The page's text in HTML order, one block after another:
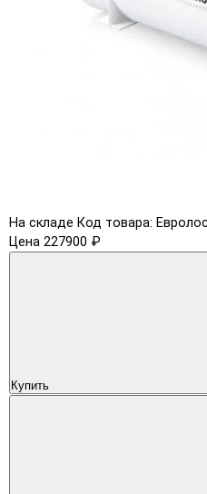
На складе Код товара:
Цена 227900 ₽
Купить